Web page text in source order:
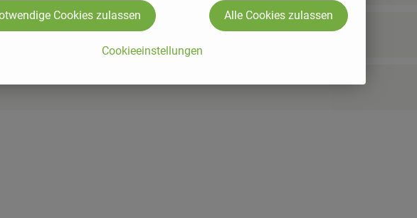
Cookieeinstellungen
Cookies zulassen Alle Cookies zulassen